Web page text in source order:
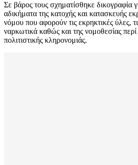
Σε βάρος τους σχηματίσθηκε δικογραφία
αδικήματα της κατοχής και κατασκευής
νόμου που αφορούν τις εκρηκτικές ύλες,
ναρκωτικά καθώς και της νομοθεσίας
πολιτιστικής κληρονομιάς.